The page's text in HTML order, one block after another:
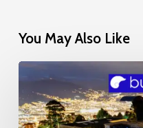
You May Also Like
Mosaic
Glow
in